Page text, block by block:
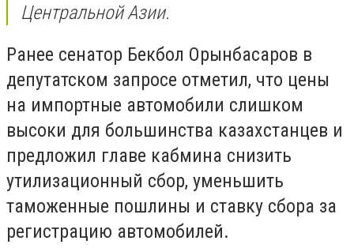
Центральной Азии.
Ранее сенатор Бекбол Орынбасаров в
депутатском запросе отметил, что цены
на импортные автомобили слишком
высоки для большинства казахстанцев и
предложил главе кабмина снизить
утилизационный сбор, уменьшить
таможенные пошлины и ставку сбора за
регистрацию автомобилей.